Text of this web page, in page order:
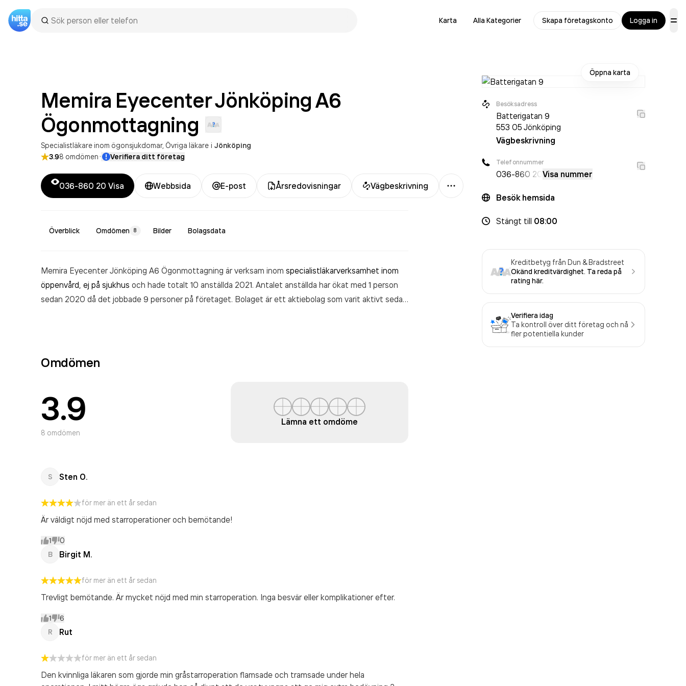
Karta Alla Kategorier Skapa företagskonto Logga in
Memira Eyecenter Jönköping A6
Ögonmottagning
Specialistläkare inom ögonsjukdomar Övriga läkare i Jönköping
3.98 omdömen· Verifiera ditt företag
036-860 20 Visa Webbsida E-post Årsredovisningar Vägbeskrivning
Mer
Överblick Omdömen 8 Bilder Bolagsdata
Memira Eyecenter Jönköping A6 Ögonmottagning är verksam inom specialistläkarverksamhet inom
öppenvård, ej på sjukhus och hade totalt 10 anställda 2021. Antalet anställda har ökat med 1 person
sedan 2020 då det jobbade 9 personer på företaget. Bolaget är ett aktiebolag som varit aktivt sedan
Omdömen
3.9
8 omdömen
Lämna ett omdöme
S Sten O.
för mer än ett år sedan
Är väldigt nöjd med starroperationer och bemötande!
1 0
B Birgit M.
för mer än ett år sedan
Trevligt bemötande. Är mycket nöjd med min starroperation. Inga besvär eller komplikationer efter.
1 6
R Rut
för mer än ett år sedan
Den kvinnliga läkaren som gjorde min gråstarroperation flamsade och tramsade under hela
Öppna karta
Besöksadress
Batterigatan 9
553 05 Jönköping
Vägbeskrivning
Telefonnummer
036-860 20 Visa nummer
Besök hemsida
Stängt till 08:00
Kreditbetyg från Dun & Bradstreet
Okänd kreditvärdighet. Ta reda på
rating här.
Verifiera idag
Ta kontroll över ditt företag och nå
fler potentiella kunder